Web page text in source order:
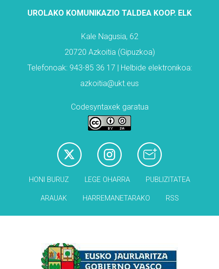
UROLAKO KOMUNIKAZIO TALDEA KOOP. ELK
Kale Nagusia, 62
20720 Azkoitia (Gipuzkoa)
Telefonoak: 943-85 36 17 | Helbide elektronikoa:
azkoitia@ukt.eus
Codesyntaxek garatua
HONI BURUZ LEGE OHARRA PUBLIZITATEA
ARAUAK HARREMANETARAKO RSS